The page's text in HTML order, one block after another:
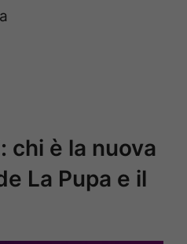
chi è la nuova
La Pupa e il